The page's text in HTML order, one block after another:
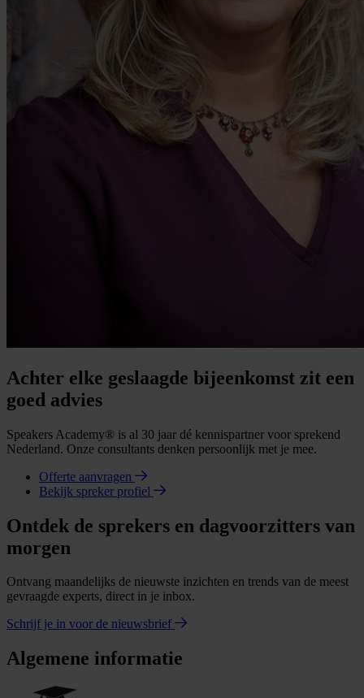
Achter elke geslaagde bijeenkomst zit een
goed advies
Speakers Academy® is al 30 jaar dé kennispartner voor sprekend
Nederland. Onze consultants denken persoonlijk met je mee.
Offerte aanvragen
Bekijk spreker profiel
Ontdek de sprekers en dagvoorzitters van
morgen
Ontvang maandelijks de nieuwste inzichten en trends van de meest
gevraagde experts, direct in je inbox.
Schrijf je in voor de nieuwsbrief
Algemene informatie